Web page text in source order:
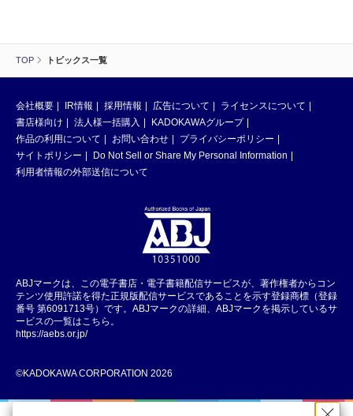
TOP トピックス一覧
会社概要 IR情報 採用情報 広告について
ライセンスについて
書店様向け
法人様一括購入
KADOKAWAグループ
作品の利用について
お問い合わせ
プライバシーポリシー
サイトポリシー
Do Not Sell or Share My Personal Information
利用者情報の外部送信について
ABJマークは、この電子書店・電子書籍配信サービスが、著作権者からコン
テンツ使用許諾を得た正規版配信サービスであることを示す登録商標（登録
番号 第6091713号）です。ABJマークの詳細、ABJマークを掲示しているサ
ービスの一覧はこちら。
https://aebs.or.jp/
©KADOKAWA CORPORATION 2026